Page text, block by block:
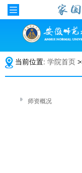
当前位置: 学院首页
师资概况